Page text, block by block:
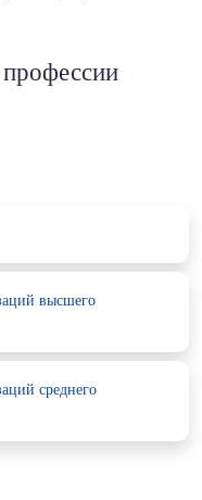
высшего
среднего